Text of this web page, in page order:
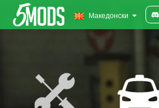
Македонски